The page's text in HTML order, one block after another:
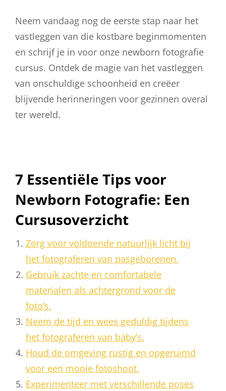
Neem vandaag nog de eerste stap naar het
vastleggen van die kostbare beginmomenten
en schrijf je in voor onze newborn fotografie
cursus. Ontdek de magie van het vastleggen
van onschuldige schoonheid en creëer
blijvende herinneringen voor gezinnen overal
ter wereld.
7 Essentiële Tips voor
Newborn Fotografie: Een
Cursusoverzicht
Zorg voor voldoende natuurlijk licht bij
het fotograferen van pasgeborenen.
Gebruik zachte en comfortabele
materialen als achtergrond voor de
foto’s.
Neem de tijd en wees geduldig tijdens
het fotograferen van baby’s.
Houd de omgeving rustig en opgeruimd
voor een mooie fotoshoot.
Experimenteer met verschillende poses